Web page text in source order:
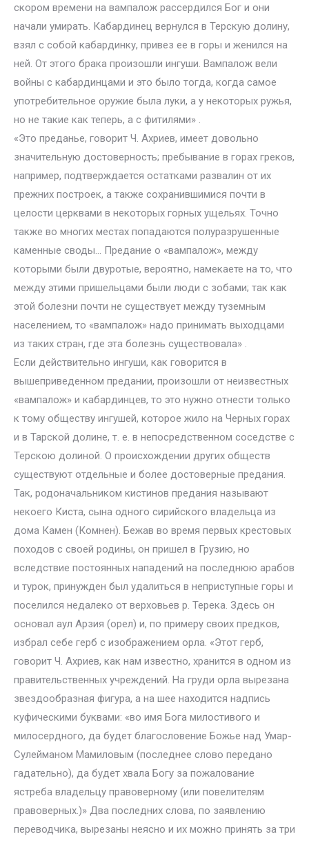
скором времени на вампалож рассердился Бог и они
начали умирать. Кабардинец вернулся в Терскую долину,
взял с собой кабардинку, привез ее в горы и женился на
ней. От этого брака произошли ингуши. Вампалож вели
войны с кабардинцами и это было тогда, когда самое
употребительное оружие была луки, а у некоторых ружья,
но не такие как теперь, а с фитилями» .
«Это преданье, говорит Ч. Ахриев, имеет довольно
значительную достоверность; пребывание в горах греков,
например, подтверждается остатками развалин от их
прежних построек, а также сохранившимися почти в
целости церквами в некоторых горных ущельях. Точно
также во многих местах попадаются полуразрушенные
каменные своды… Предание о «вампалож», между
которыми были двуротые, вероятно, намекаете на то, что
между этими пришельцами были люди с зобами; так как
этой болезни почти не существует между туземным
населением, то «вампалож» надо принимать выходцами
из таких стран, где эта болезнь существовала» .
Если действительно ингуши, как говорится в
вышеприведенном предании, произошли от неизвестных
«вампалож» и кабардинцев, то это нужно отнести только
к тому обществу ингушей, которое жило на Черных горах
и в Тарской долине, т. е. в непосредственном соседстве с
Терскою долиной. О происхождении других обществ
существуют отдельные и более достоверные предания.
Так, родоначальником кистинов предания называют
некоего Киста, сына одного сирийского владельца из
дома Камен (Комнен). Бежав во время первых крестовых
походов с своей родины, он пришел в Грузию, но
вследствие постоянных нападений на последнюю арабов
и турок, принужден был удалиться в неприступные горы и
поселился недалеко от верховьев р. Терека. Здесь он
основал аул Арзия (орел) и, по примеру своих предков,
избрал себе герб с изображением орла. «Этот герб,
говорит Ч. Ахриев, как нам известно, хранится в одном из
правительственных учреждений. На груди орла вырезана
звездообразная фигура, а на шее находится надпись
куфическими буквами: «во имя Бога милостивого и
милосердного, да будет благословение Божье над Умар-
Сулейманом Мамиловым (последнее слово передано
гадательно), да будет хвала Богу за пожалование
ястреба владельцу правоверному (или повелителям
правоверных.)» Два последних слова, по заявлению
переводчика, вырезаны неясно и их можно принять за три